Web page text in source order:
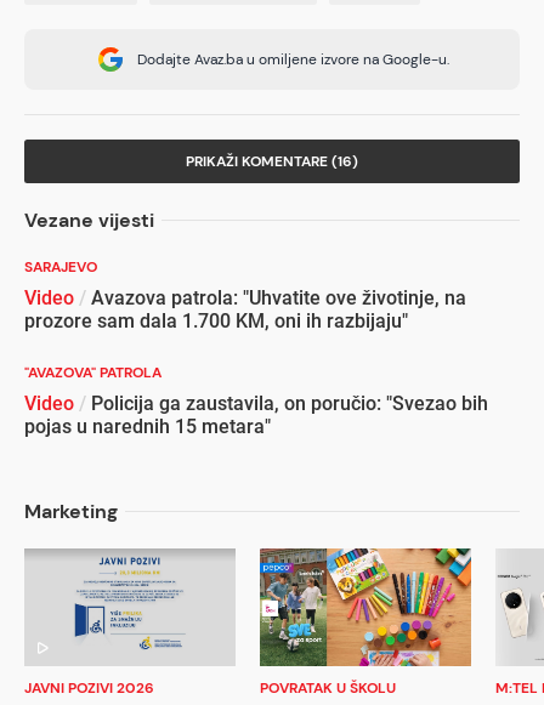
Dodajte Avaz.ba u omiljene izvore na Google-u.
PRIKAŽI KOMENTARE (16)
Vezane vijesti
SARAJEVO
Video / Avazova patrola: "Uhvatite ove životinje, na
prozore sam dala 1.700 KM, oni ih razbijaju"
"AVAZOVA" PATROLA
Video / Policija ga zaustavila, on poručio: "Svezao bih
pojas u narednih 15 metara"
Marketing
JAVNI POZIVI 2026 POVRATAK U ŠKOLU M:TEL